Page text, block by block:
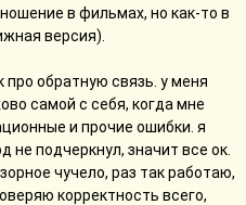
в фильмах, но как-то в
версия).
обратную связь. у меня
самой с себя, когда мне
и прочие ошибки. я
не подчеркнул, значит все ок.
чучело, раз так работаю,
корректность всего,